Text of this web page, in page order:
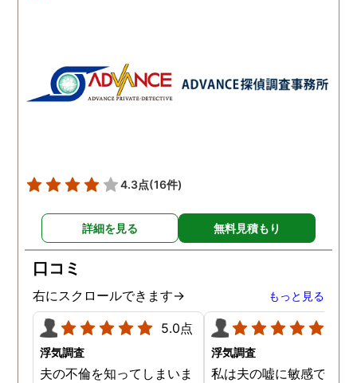
4.3点(16件)
詳細を見る 無料見積もり
口コミ
右にスクロールできます→ もっと見る
5.0点
浮気調査
夫の不倫を知ってしまいま
浮気調査
私は夫の嘘に敏感で、ち